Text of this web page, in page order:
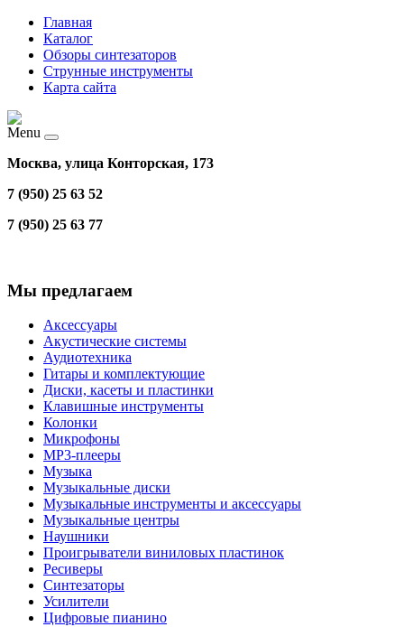
Главная
Каталог
Обзоры синтезаторов
Струнные инструменты
Карта сайта
Menu
Москва, улица Конторская, 173
7 (950) 25 63 52
7 (950) 25 63 77
Мы предлагаем
Аксессуары
Акустические системы
Аудиотехника
Гитары и комплектующие
Диски, касеты и пластинки
Клавишные инструменты
Колонки
Микрофоны
МР3-плееры
Музыка
Музыкальные диски
Музыкальные инструменты и аксессуары
Музыкальные центры
Наушники
Проигрыватели виниловых пластинок
Ресиверы
Синтезаторы
Усилители
Цифровые пианино